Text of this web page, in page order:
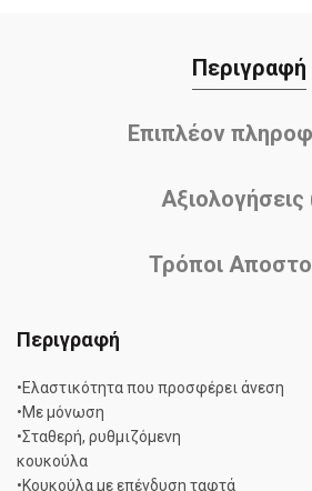
Περιγραφή
Επιπλέον
Αξιολογήσεις
Τρόποι
Περιγραφή
•Ελαστικότητα που προσφέρει άνεση
•Με μόνωση
•Σταθερή, ρυθμιζόμενη
κουκούλα
•Κουκούλα με επένδυση ταφτά